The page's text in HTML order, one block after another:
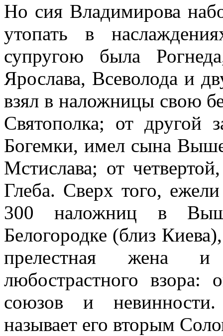
Но сия Владимирова
утопать в
супругою была
Ярослава, Всеволода и
взял в наложницы свою
Святополка; от другой
Богемки, имел сына
Мстислава; от
Глеба. Сверх того,
300 наложниц в
Белогородке (близ
прелестная жена
любострастного взора:
союзов и
называет его вторым